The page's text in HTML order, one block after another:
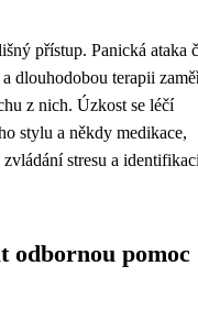
přístup. Panická ataka
dlouhodobou terapii
z nich. Úzkost se léčí
stylu a někdy medikace,
stresu a
odbornou pomoc